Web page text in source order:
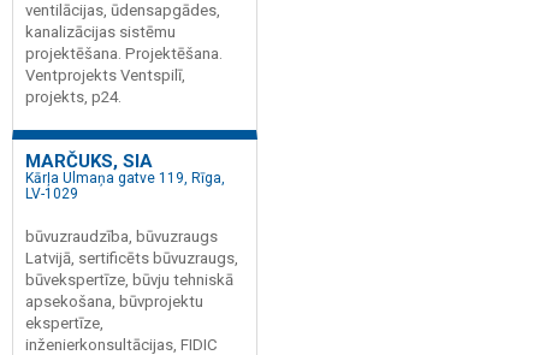
ventilācijas, ūdensapgādes,
kanalizācijas sistēmu
projektēšana. Projektēšana.
Ventprojekts Ventspilī,
projekts, p24.
MARČUKS, SIA
Kārļa Ulmaņa gatve 119, Rīga,
LV-1029
būvuzraudzība, būvuzraugs
Latvijā, sertificēts būvuzraugs,
būvekspertīze, būvju tehniskā
apsekošana, būvprojektu
ekspertīze,
inženierkonsultācijas, FIDIC